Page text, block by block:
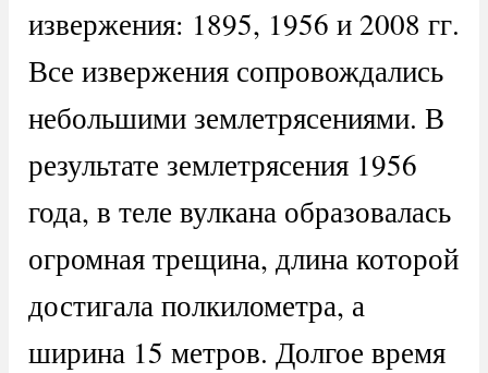
извержения: 1895, 1956 и 2008 гг.
Все извержения сопровождались
небольшими землетрясениями. В
результате землетрясения 1956
года, в теле вулкана образовалась
огромная трещина, длина которой
достигала полкилометра, а
ширина 15 метров. Долгое время